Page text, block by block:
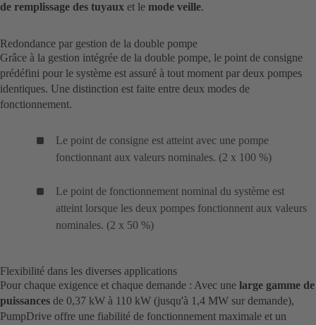
de remplissage des tuyaux et le mode veille.
Redondance par gestion de la double pompe
Grâce à la gestion intégrée de la double pompe, le point de consigne
prédéfini pour le système est assuré à tout moment par deux pompes
identiques. Une distinction est faite entre deux modes de
fonctionnement.
Le point de consigne est atteint avec une pompe
fonctionnant aux valeurs nominales. (2 x 100 %)
Le point de fonctionnement nominal du système est
atteint lorsque les deux pompes fonctionnent aux valeurs
nominales. (2 x 50 %)
Flexibilité dans les diverses applications
Pour chaque exigence et chaque demande : Avec une large gamme de
puissances de 0,37 kW à 110 kW (jusqu'à 1,4 MW sur demande),
PumpDrive offre une fiabilité de fonctionnement maximale et un